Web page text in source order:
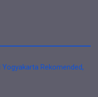
Rekomended,